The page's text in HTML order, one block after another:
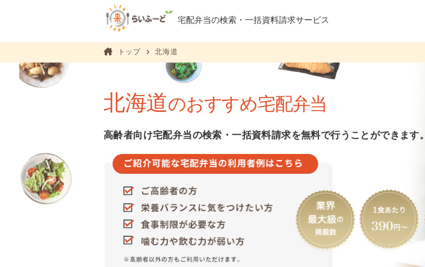
宅配弁当の検索・一括資料請求サービス
トップ 北海道
北海道のおすすめ宅配弁当
高齢者向け宅配弁当の検索・一括資料請求を無料で行うことができます。